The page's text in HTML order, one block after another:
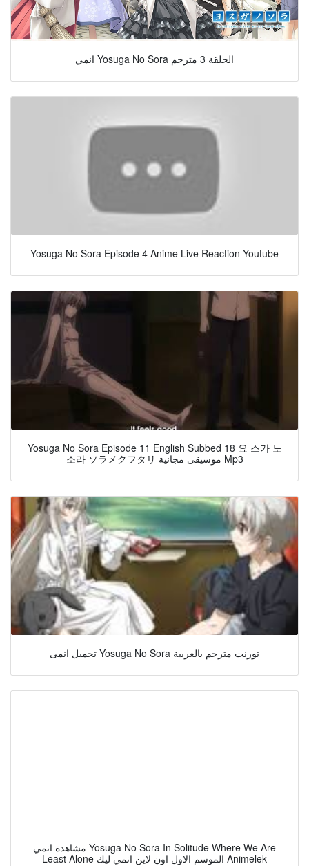
انمي Yosuga No Sora الحلقة 3 مترجم
Yosuga No Sora Episode 4 Anime Live Reaction Youtube
Yosuga No Sora Episode 11 English Subbed 18 요 스가 노
소라 ソラメクフタリ موسيقى مجانية Mp3
تحميل انمى Yosuga No Sora تورنت مترجم بالعربية
مشاهدة انمي Yosuga No Sora In Solitude Where We Are
Least Alone الموسم الاول اون لاين انمي ليك Animelek